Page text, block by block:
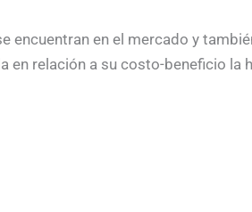
encuentran en el mercado y
relación a su costo-beneficio la